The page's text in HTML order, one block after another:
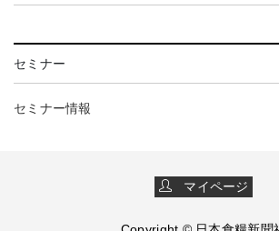
セミナー
セミナー情報
マイページ